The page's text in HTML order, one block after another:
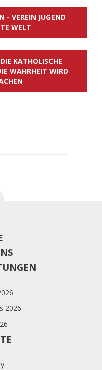
- VEREIN JUGEND
WELT
KATHOLISCHE
WAHRHEIT WIRD
2026